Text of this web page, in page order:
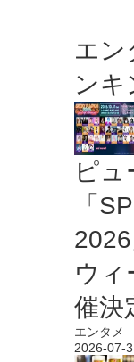
エン
ンキ
ピ
「
ウィ
催決
エンタメ
2026-07-